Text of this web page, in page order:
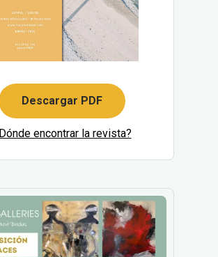
Descargar PDF
encontrar la revista?